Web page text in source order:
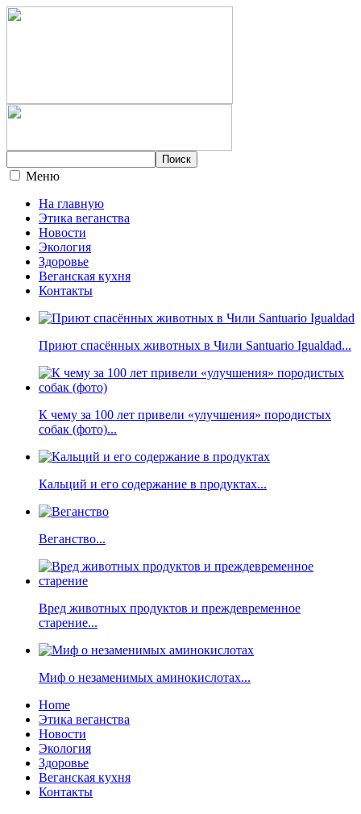
Меню
На главную
Этика веганства
Новости
Экология
Здоровье
Веганская кухня
Контакты
Приют спасённых животных в Чили Santuario Igualdad...
К чему за 100 лет привели «улучшения» породистых
собак (фото)...
Кальций и его содержание в продуктах...
Веганство...
Вред животных продуктов и преждевременное
старение...
Миф о незаменимых аминокислотах...
Home
Этика веганства
Новости
Экология
Здоровье
Веганская кухня
Контакты